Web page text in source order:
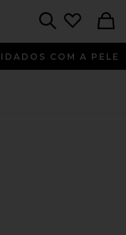
COM A PELE
Hydrogel Eye Patches